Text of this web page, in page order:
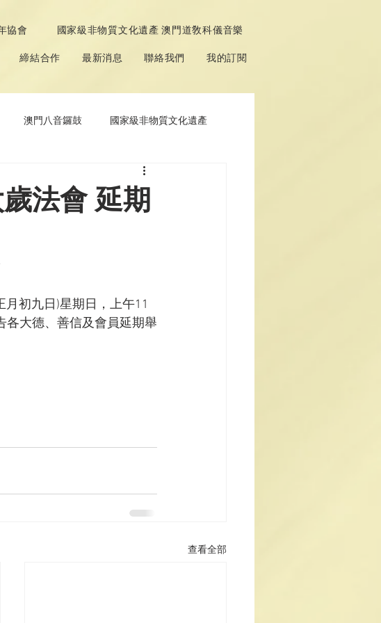
協會 國家級非物質文化遺產 澳門道敎科儀音樂
締結合作 最新消息 聯絡我們 我的訂閱
澳門八音鑼鼓 國家級非物質文化遺產
法會 延期
初九日)星期日，上午11
各大德、善信及會員延期舉
查看全部